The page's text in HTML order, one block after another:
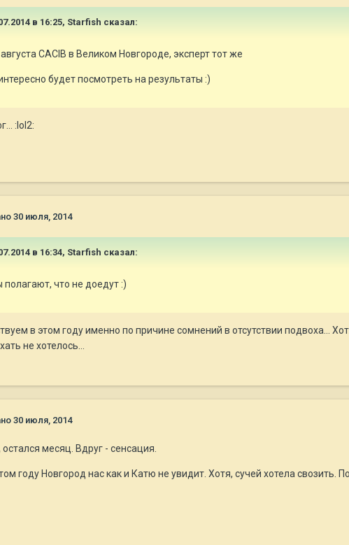
в 16:25, Starfish сказал:
CACIB в Великом Новгороде, эксперт тот же
будет посмотреть на результаты :)
:lol2:
30 июля, 2014
в 16:34, Starfish сказал:
полагают, что не доедут :)
в этом году именно по причине сомнений в отсутствии подвоха...
не хотелось...
30 июля, 2014
месяц. Вдруг - сенсация.
году Новгород нас как и Катю не увидит. Хотя, сучей хотела свозить.